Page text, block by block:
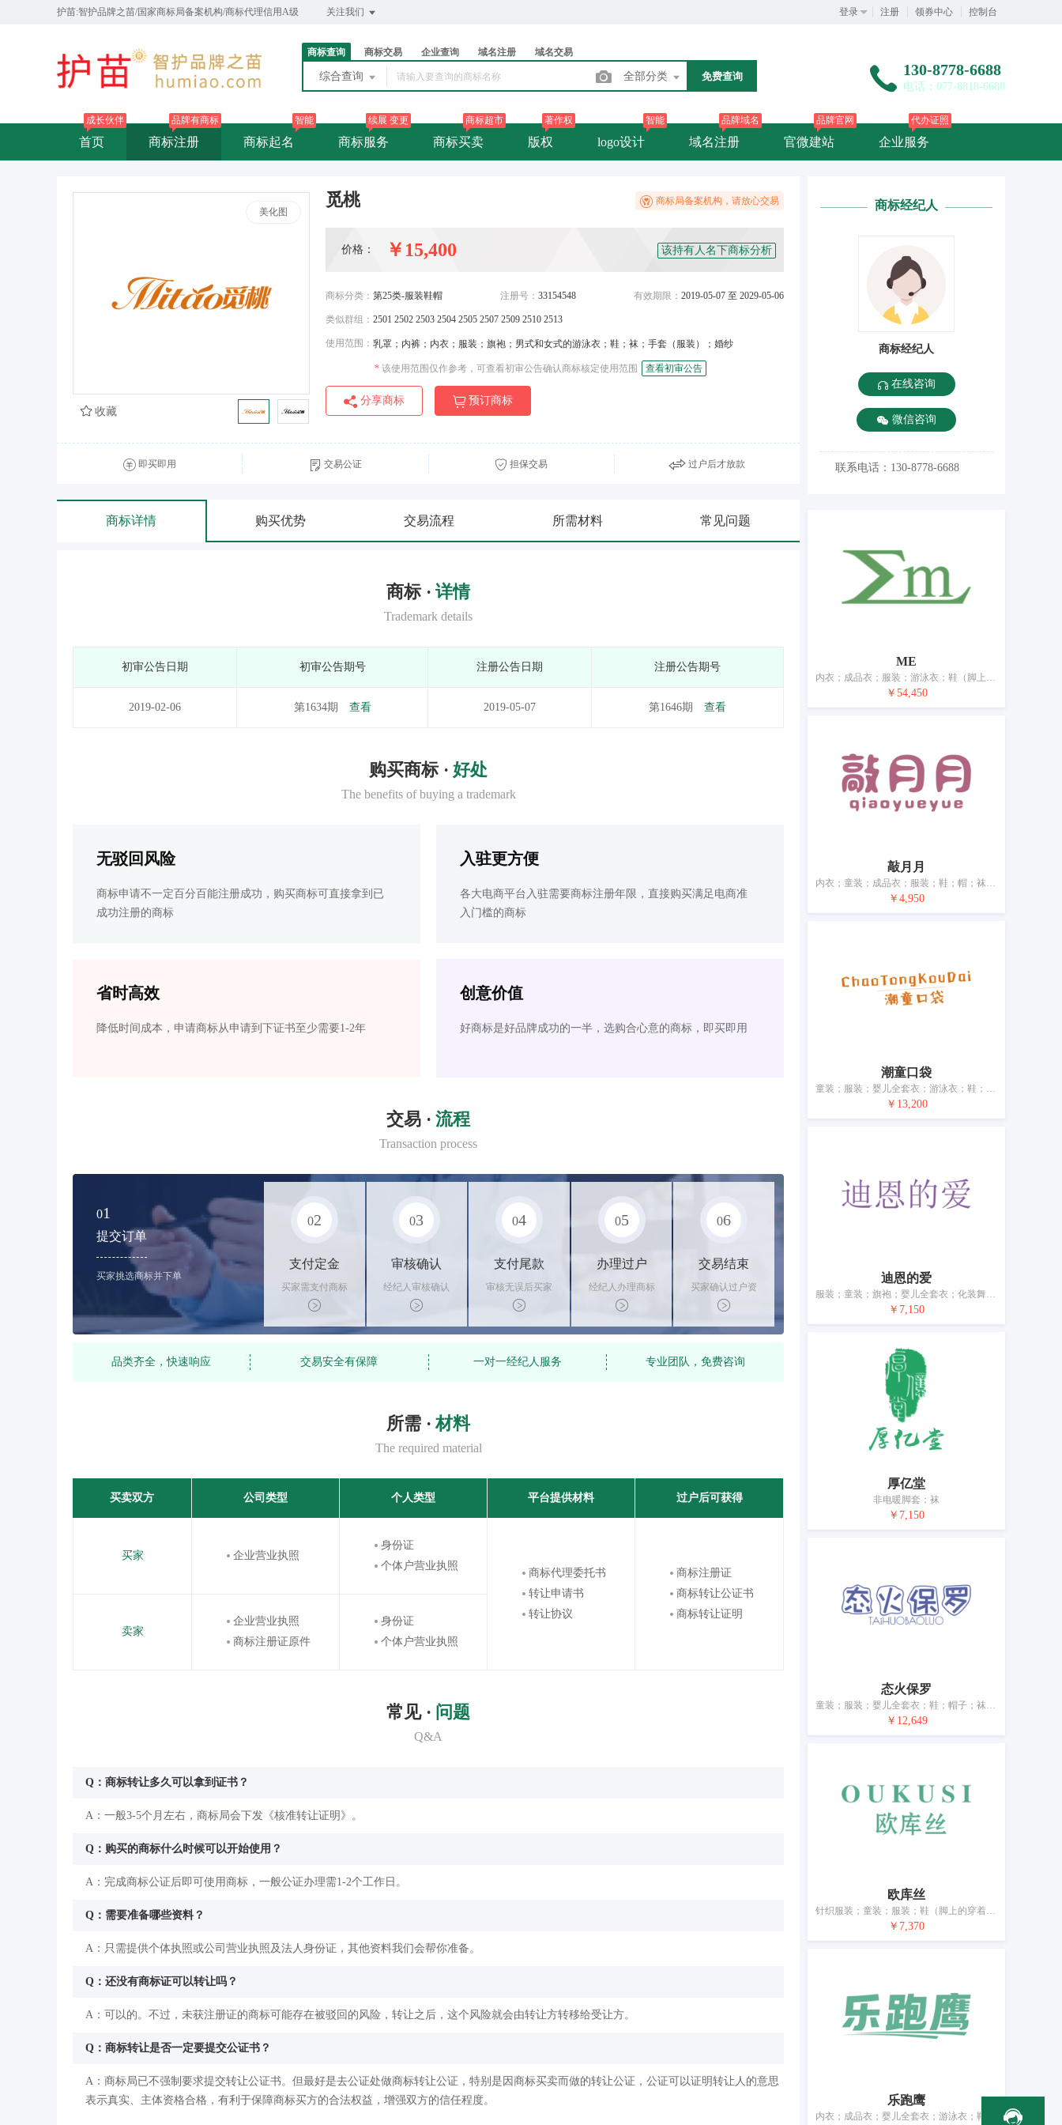
护苗:智护品牌之苗/国家商标局备案机构/商标代理信用A级 关注我们 登录 注册 领券中心 控制台
商标查询 商标交易 企业查询 域名注册 域名交易
综合查询 全部分类 免费查询 130-8778-6688
电话：077-8818-6688
首页
成长伙伴
商标注册
品牌有商标
商标起名
智能
商标服务
续展 变更
商标买卖
商标超市
版权
著作权
logo设计
智能
域名注册
品牌域名
官微建站
品牌官网
企业服务
代办证照
美化图
觅桃 商标局备案机构，请放心交易
价格： ￥15,400 该持有人名下商标分析
商标分类： 第25类-服装鞋帽 注册号： 33154548 有效期限： 2019-05-07 至 2029-05-06
类似群组： 2501 2502 2503 2504 2505 2507 2509 2510 2513
使用范围： 乳罩；内裤；内衣；服装；旗袍；男式和女式的游泳衣；鞋；袜；手套（服装）；婚纱
* 该使用范围仅作参考，可查看初审公告确认商标核定使用范围 查看初审公告
分享商标
预订商标
收藏
即买即用 交易公证 担保交易 过户后才放款
商标详情 购买优势 交易流程 所需材料 常见问题
商标 · 详情
Trademark details
初审公告日期 初审公告期号 注册公告日期 注册公告期号
2019-02-06 第1634期 查看 2019-05-07 第1646期 查看
购买商标 · 好处
The benefits of buying a trademark
无驳回风险
商标申请不一定百分百能注册成功，购买商标可直接拿到已
成功注册的商标
入驻更方便
各大电商平台入驻需要商标注册年限，直接购买满足电商准
入门槛的商标
省时高效
降低时间成本，申请商标从申请到下证书至少需要1-2年
创意价值
好商标是好品牌成功的一半，选购合心意的商标，即买即用
交易 · 流程
Transaction process
01
提交订单
买家挑选商标并下单
02
支付定金
买家需支付商标
标价的10%的购
买订金
03
审核确认
经纪人审核确认
商标状态
04
支付尾款
审核无误后买家
支付尾款，卖家
办理相关手续
05
办理过户
经纪人办理商标
转让手续，交付
相关证书
06
交易结束
买家确认过户资
料后，平台解冻
资金支付卖家
品类齐全，快速响应 交易安全有保障 一对一经纪人服务 专业团队，免费咨询
所需 · 材料
The required material
买卖双方 公司类型 个人类型 平台提供材料 过户后可获得
买家 企业营业执照
身份证
个体户营业执照
商标代理委托书
转让申请书
转让协议
商标注册证
商标转让公证书
商标转让证明
卖家
企业营业执照
商标注册证原件
身份证
个体户营业执照
常见 · 问题
Q&A
Q：商标转让多久可以拿到证书？
A：一般3-5个月左右，商标局会下发《核准转让证明》。
Q：购买的商标什么时候可以开始使用？
A：完成商标公证后即可使用商标，一般公证办理需1-2个工作日。
Q：需要准备哪些资料？
A：只需提供个体执照或公司营业执照及法人身份证，其他资料我们会帮你准备。
Q：还没有商标证可以转让吗？
A：可以的。不过，未获注册证的商标可能存在被驳回的风险，转让之后，这个风险就会由转让方转移给受让方。
Q：商标转让是否一定要提交公证书？
A：商标局已不强制要求提交转让公证书。但最好是去公证处做商标转让公证，特别是因商标买卖而做的转让公证，公证可以证明转让人的意思
表示真实、主体资格合格，有利于保障商标买方的合法权益，增强双方的信任程度。
商标经纪人
商标经纪人
在线咨询
微信咨询
联系电话：130-8778-6688
ME
内衣；成品衣；服装；游泳衣；鞋（脚上的穿着物）；帽；袜；手套（服装）；围巾；皮带（服饰用）
￥54,450
敲月月
内衣；童装；成品衣；服装；鞋；帽；袜；手套（服装）；围巾；腰带
￥4,950
潮童口袋
童装；服装；婴儿全套衣；游泳衣；鞋；帽；袜；手套（服装）；围巾；腰带
￥13,200
迪恩的爱
服装；童装；旗袍；婴儿全套衣；化装舞会用服装；鞋；帽子；袜；女式披肩；婚纱
￥7,150
厚亿堂
非电暖脚套；袜
￥7,150
态火保罗
童装；服装；婴儿全套衣；鞋；帽子；袜；手套（服装）；领带；皮带（服饰用）；婚纱
￥12,649
欧库丝
针织服装；童装；服装；鞋（脚上的穿着物）；帽；袜；手套（服装）；围巾；皮带（服饰用）；婚纱
￥7,370
乐跑鹰